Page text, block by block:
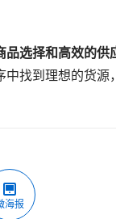
品选择和高效的供
找到理想的货源
海报